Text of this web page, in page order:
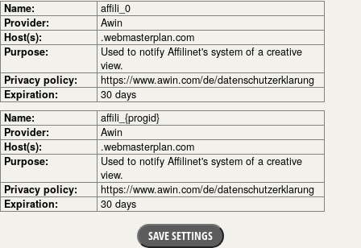
Name:
affili_0
Provider:
Awin
Host(s):
.webmasterplan.com
Purpose:
Used to notify Affilinet's system of a creative
view.
Privacy policy:
https://www.awin.com/de/datenschutzerklarung
Expiration:
30 days
Name:
affili_{progid}
Provider:
Awin
Host(s):
.webmasterplan.com
Purpose:
Used to notify Affilinet's system of a creative
view.
Privacy policy:
https://www.awin.com/de/datenschutzerklarung
Expiration:
30 days
SAVE SETTINGS